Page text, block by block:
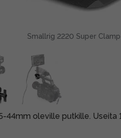
Smallrig 2220 Super
44mm oleville putkille.